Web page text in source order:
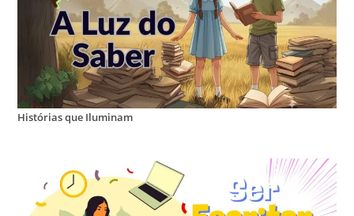
Histórias que Iluminam